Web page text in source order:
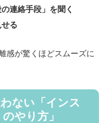
連絡手段」を聞く
る
感が驚くほどスムーズに
ない「インス
やり方」